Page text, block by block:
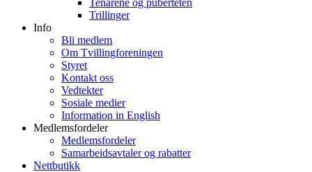
Tenårene og puberteten
Trillinger
Info
Bli medlem
Om Tvillingforeningen
Styret
Kontakt oss
Vedtekter
Sosiale medier
Information in English
Medlemsfordeler
Medlemsfordeler
Samarbeidsavtaler og rabatter
Nettbutikk